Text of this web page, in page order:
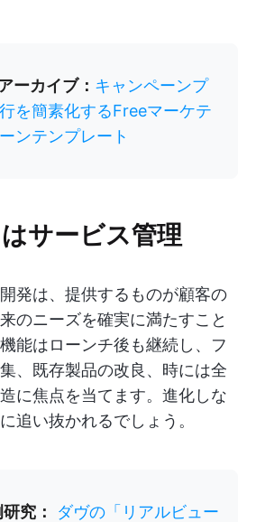
ーカイブ： キャンペーンプ
を簡素化するFreeマーケテ
ンテンプレート
サービス管理
発は、提供するものが顧客の
のニーズを確実に満たすこと
能はローンチ後も継続し、フ
、既存製品の改良、時には全
に焦点を当てます。進化しな
追い抜かれるでしょう。
究：
ダヴの「リアルビュー